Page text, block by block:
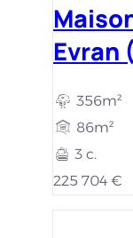
Evran
356m²
86m²
3 c.
225 704 €